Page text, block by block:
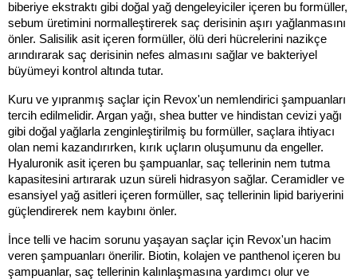
biberiye ekstraktı gibi doğal yağ dengeleyiciler içeren bu formüller,
sebum üretimini normalleştirerek saç derisinin aşırı yağlanmasını
önler. Salisilik asit içeren formüller, ölü deri hücrelerini nazikçe
arındırarak saç derisinin nefes almasını sağlar ve bakteriyel
büyümeyi kontrol altında tutar.
Kuru ve yıpranmış saçlar için Revox'un nemlendirici şampuanları
tercih edilmelidir. Argan yağı, shea butter ve hindistan cevizi yağı
gibi doğal yağlarla zenginleştirilmiş bu formüller, saçlara ihtiyacı
olan nemi kazandırırken, kırık uçların oluşumunu da engeller.
Hyaluronik asit içeren bu şampuanlar, saç tellerinin nem tutma
kapasitesini artırarak uzun süreli hidrasyon sağlar. Ceramidler ve
esansiyel yağ asitleri içeren formüller, saç tellerinin lipid bariyerini
güçlendirerek nem kaybını önler.
İnce telli ve hacim sorunu yaşayan saçlar için Revox'un hacim
veren şampuanları önerilir. Biotin, kolajen ve panthenol içeren bu
şampuanlar, saç tellerinin kalınlaşmasına yardımcı olur ve